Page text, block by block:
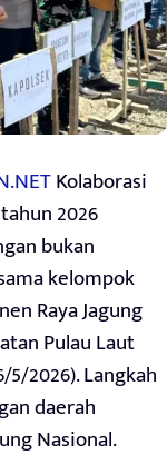
Kolaborasi
2026
bukan
kelompok
Raya Jagung
Pulau Laut
5/2026). Langkah
daerah
Nasional.